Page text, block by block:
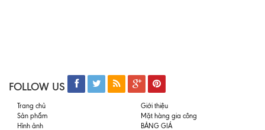
FOLLOW US
Trang chủ
Giới thiệu
Sản phẩm
Mặt hàng gia công
Hình ảnh
BẢNG GIÁ